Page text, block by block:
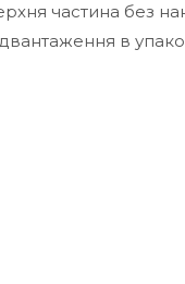
частина без
в